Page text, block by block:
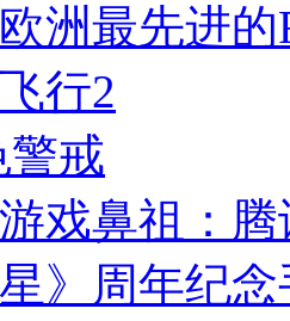
洲最先进
行2
警戒
戏鼻祖：
星》周年纪